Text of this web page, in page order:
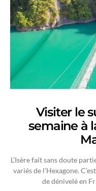
Visiter le
semaine à
L’Isère fait sans doute
variés de l’Hexagone.
de dénivelé en